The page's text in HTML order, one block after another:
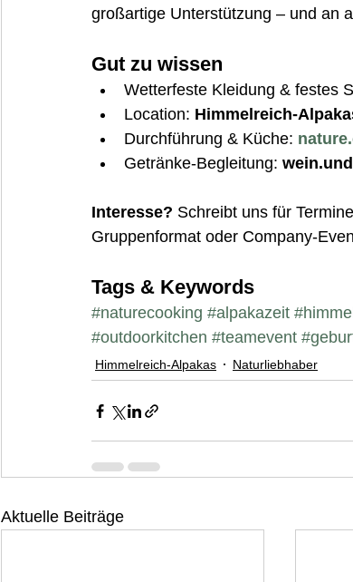
großartige Unterstützung – und an
Gut zu wissen
Wetterfeste Kleidung & festes
Location: Himmelreich-
Durchführung & Küche:
Getränke-Begleitung:
Interesse? Schreibt uns für
Gruppenformat oder Company-
Tags & Keywords
#naturecooking #alpakazeit
#outdoorkitchen #teamevent
Himmelreich-Alpakas Naturliebhaber
Aktuelle Beiträge